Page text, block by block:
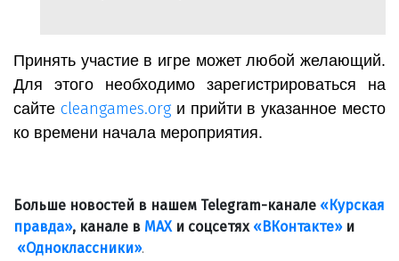
Принять участие в игре может любой желающий.
Для этого необходимо зарегистрироваться на
сайте cleangames.orgи прийти в указанное место
ко времени начала мероприятия.
Больше новостей в нашем Telegram-канале «Курская
правда», канале в МАХи соцсетях «ВКонтакте»и
«Одноклассники».